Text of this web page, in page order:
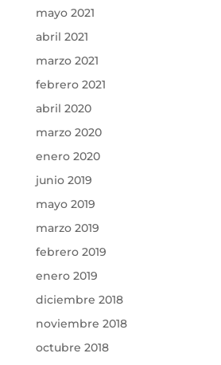
mayo 2021
abril 2021
marzo 2021
febrero 2021
abril 2020
marzo 2020
enero 2020
junio 2019
mayo 2019
marzo 2019
febrero 2019
enero 2019
diciembre 2018
noviembre 2018
octubre 2018